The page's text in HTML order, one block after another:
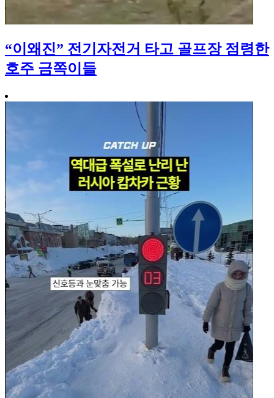
“이왜진” 전기자전거 타고 골프장 점령한
호주 금쪽이들